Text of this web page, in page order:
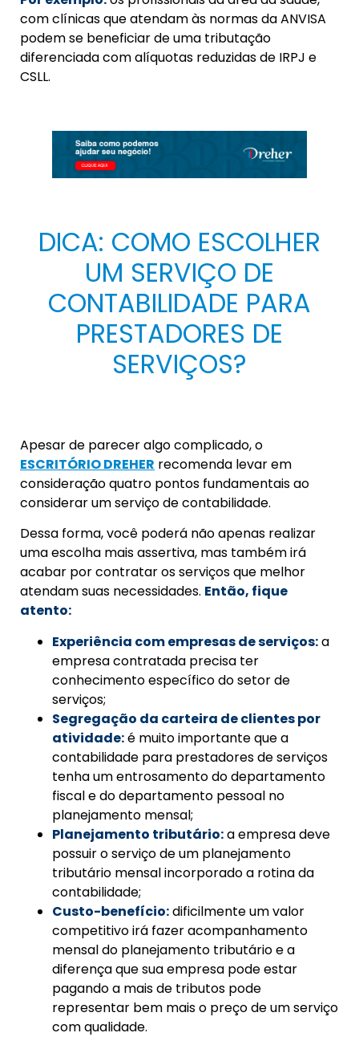
com clínicas que atendamàs normas da ANVISA
podem se beneficiar de uma tributação
diferenciadacom alíquotas reduzidas de IRPJ e
CSLL.
DICA: COMO ESCOLHER
UM SERVIÇO DE
CONTABILIDADE PARA
PRESTADORES DE
SERVIÇOS?
Apesar de parecer algo complicado, o
ESCRITÓRIO DREHER recomenda levar em
consideração quatro pontos fundamentais ao
considerar um serviço de contabilidade.
Dessa forma, você poderá não apenas realizar
uma escolha mais assertiva, mas também irá
acabar por contratar os serviços que melhor
atendam suas necessidades. Então, fique
atento:
Experiência com empresas de serviços:a
empresa contratada precisa ter
conhecimento específico do setor de
serviços;
Segregação da carteira de clientes por
atividade:é muito importante que a
contabilidade para prestadores de serviços
tenha um entrosamento do departamento
fiscal e do departamento pessoal no
planejamento mensal;
Planejamento tributário:a empresa deve
possuir o serviço de um planejamento
tributário mensal incorporado a rotina da
contabilidade;
Custo-benefício:dificilmente um valor
competitivo irá fazer acompanhamento
mensal do planejamento tributário e a
diferença que sua empresa pode estar
pagando a mais de tributos pode
representar bem mais o preço de um serviço
com qualidade.